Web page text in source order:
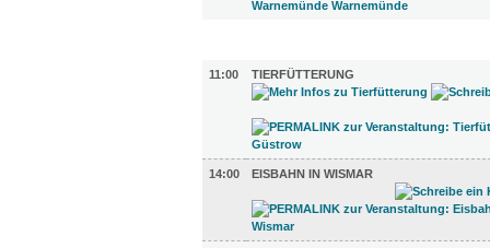
11:00
TIERFÜTTERUNG
14:00 EISBAHN IN WISMAR